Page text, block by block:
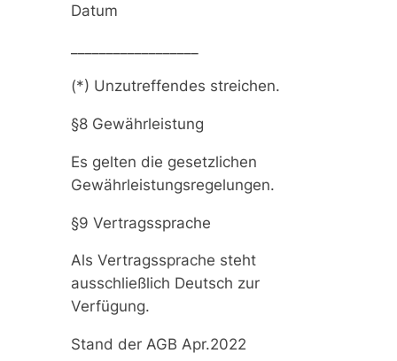
Datum
(*) Unzutreffendes streichen.
§8 Gewährleistung
Es gelten die gesetzlichen
Gewährleistungsregelungen.
§9 Vertragssprache
Als Vertragssprache steht
ausschließlich Deutsch zur
Verfügung.
Stand der AGB Apr.2022